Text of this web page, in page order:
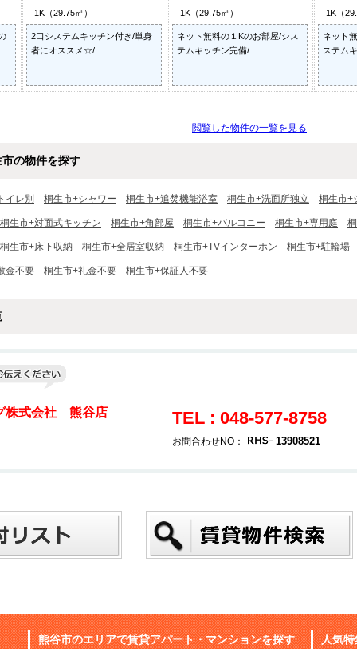
1K（29.75㎡）
2口システムキッチン付き/単身
者にオススメ☆/
1K（29.75㎡）
ネット無料の１Kのお部屋/シス
テムキッチン完備/
1K（
ネット
ステム
閲覧した物件の一覧を見る
の物件を探す
イレ別 桐生市+シャワー 桐生市+追焚機能浴室 桐生市+洗面所独立 桐生市+
桐生市+対面式キッチン 桐生市+角部屋 桐生市+バルコニー 桐生市+専用庭
桐生市+床下収納 桐生市+全居室収納 桐生市+TVインターホン 桐生市+駐輪場
金不要 桐生市+礼金不要 桐生市+保証人不要
株式会社 熊谷店 TEL : 048-577-8758
お問合わせNO： 13908521
熊谷市のエリアで賃貸アパート・マンションを探す 人気